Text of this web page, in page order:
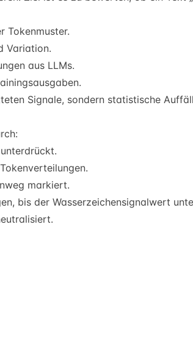
Tokenmuster.
Variation.
aus LLMs.
Signale, sondern statistische
markiert.
bis der Wasserzeichensignalwert